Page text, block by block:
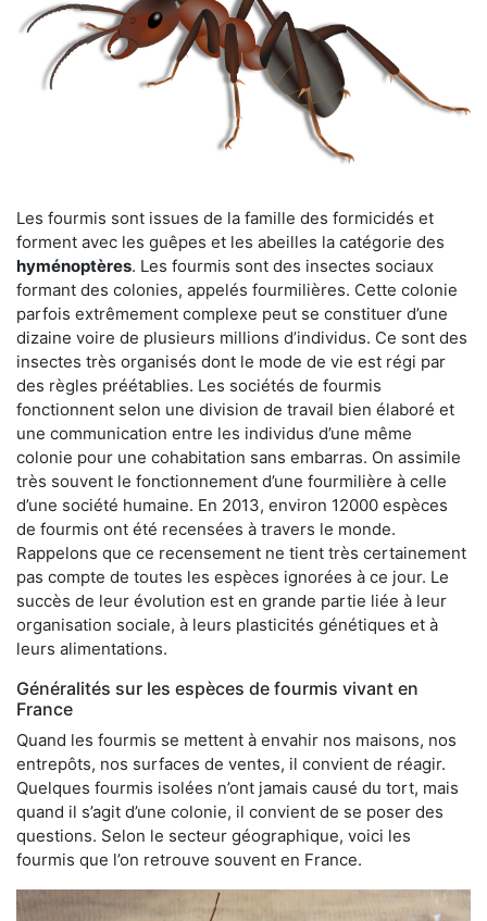
Les fourmis sont issues de la famille des formicidés et
forment avec les guêpes et les abeilles la catégorie des
hyménoptères. Les fourmis sont des insectes sociaux
formant des colonies, appelés fourmilières. Cette colonie
parfois extrêmement complexe peut se constituer d’une
dizaine voire de plusieurs millions d’individus. Ce sont des
insectes très organisés dont le mode de vie est régi par
des règles préétablies. Les sociétés de fourmis
fonctionnent selon une division de travail bien élaboré et
une communication entre les individus d’une même
colonie pour une cohabitation sans embarras. On assimile
très souvent le fonctionnement d’une fourmilière à celle
d’une société humaine. En 2013, environ 12000 espèces
de fourmis ont été recensées à travers le monde.
Rappelons que ce recensement ne tient très certainement
pas compte de toutes les espèces ignorées à ce jour. Le
succès de leur évolution est en grande partie liée à leur
organisation sociale, à leurs plasticités génétiques et à
leurs alimentations.
Généralités sur les espèces de fourmis vivant en
France
Quand les fourmis se mettent à envahir nos maisons, nos
entrepôts, nos surfaces de ventes, il convient de réagir.
Quelques fourmis isolées n’ont jamais causé du tort, mais
quand il s’agit d’une colonie, il convient de se poser des
questions. Selon le secteur géographique, voici les
fourmis que l’on retrouve souvent en France.